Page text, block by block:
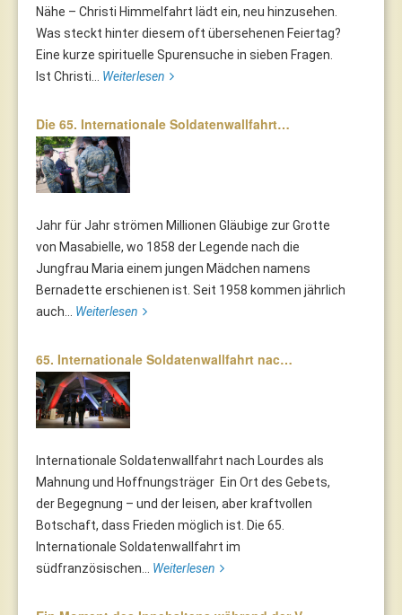
Nähe – Christi Himmelfahrt lädt ein, neu hinzusehen.
Was steckt hinter diesem oft übersehenen Feiertag?
Eine kurze spirituelle Spurensuche in sieben Fragen.
Ist Christi... Weiterlesen
Die 65. Internationale Soldatenwallfahrt…
Jahr für Jahr strömen Millionen Gläubige zur Grotte
von Masabielle, wo 1858 der Legende nach die
Jungfrau Maria einem jungen Mädchen namens
Bernadette erschienen ist. Seit 1958 kommen jährlich
auch... Weiterlesen
65. Internationale Soldatenwallfahrt nac…
Internationale Soldatenwallfahrt nach Lourdes als
Mahnung und Hoffnungsträger Ein Ort des Gebets,
der Begegnung – und der leisen, aber kraftvollen
Botschaft, dass Frieden möglich ist. Die 65.
Internationale Soldatenwallfahrt im
südfranzösischen... Weiterlesen